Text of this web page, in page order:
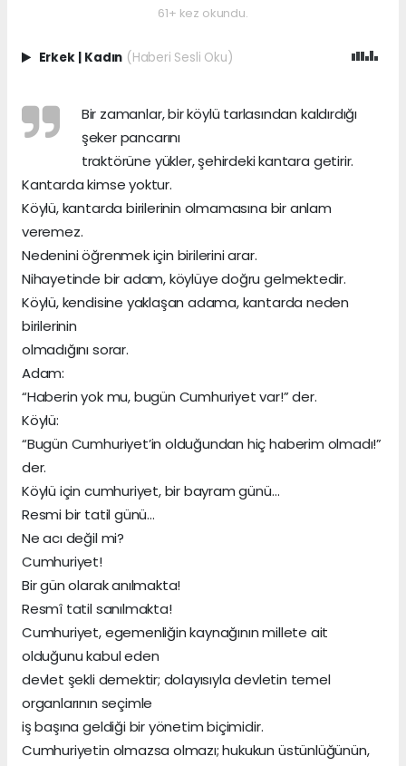
61+ kez okundu.
Erkek | Kadın (Haberi Sesli Oku)
Bir zamanlar, bir köylü tarlasından kaldırdığı
şeker pancarını
traktörüne yükler, şehirdeki kantara getirir.
Kantarda kimse yoktur.
Köylü, kantarda birilerinin olmamasına bir anlam
veremez.
Nedenini öğrenmek için birilerini arar.
Nihayetinde bir adam, köylüye doğru gelmektedir.
Köylü, kendisine yaklaşan adama, kantarda neden
birilerinin
olmadığını sorar.
Adam:
“Haberin yok mu, bugün Cumhuriyet var!” der.
Köylü:
“Bugün Cumhuriyet’in olduğundan hiç haberim olmadı!”
der.
Köylü için cumhuriyet, bir bayram günü…
Resmi bir tatil günü…
Ne acı değil mi?
Cumhuriyet!
Bir gün olarak anılmakta!
Resmî tatil sanılmakta!
Cumhuriyet, egemenliğin kaynağının millete ait
olduğunu kabul eden
devlet şekli demektir; dolayısıyla devletin temel
organlarının seçimle
iş başına geldiği bir yönetim biçimidir.
Cumhuriyetin olmazsa olmazı; hukukun üstünlüğünün,